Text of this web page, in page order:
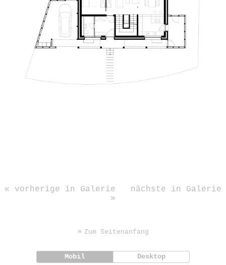
« vorherige in Galerie
nächste in Galerie
»
Zum Seitenanfang
Mobil Desktop